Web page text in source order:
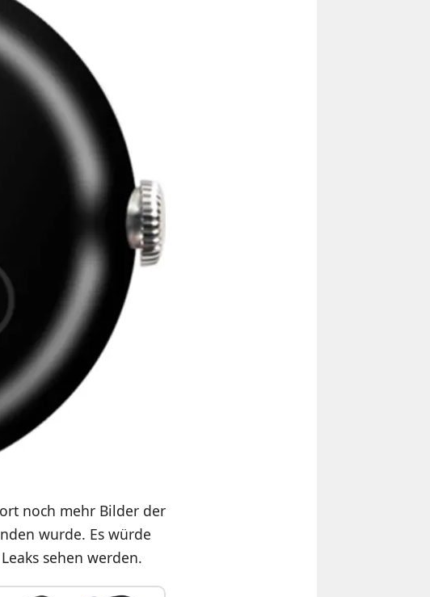
noch mehr Bilder der
wurde. Es würde
sehen werden.